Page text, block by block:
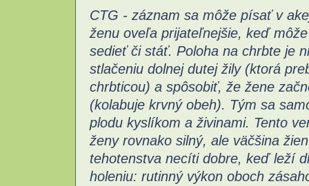
CTG - záznam sa môže písať v
ženu oveľa prijateľnejšie, keď
sedieť či stáť. Poloha na chrbte je
stlačeniu dolnej dutej žily (ktorá
chrbticou) a spôsobiť, že žene
(kolabuje krvný obeh). Tým sa
plodu kyslíkom a živinami. Tento
ženy rovnako silný, ale väčšina
tehotenstva necíti dobre, keď leží
holeniu: rutinný výkon oboch